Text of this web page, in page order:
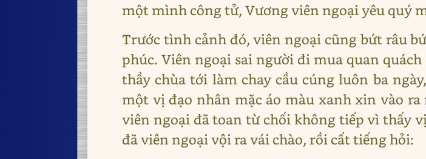
một mình công tử, Vương viên ngoại yêu quý
Trước tình cảnh đó, viên ngoại cũng bứt râu
phúc. Viên ngoại sai người đi mua quan
thầy chùa tới làm chay cầu cúng luôn ba
một vị đạo nhân mặc áo màu xanh xin vào
viên ngoại đã toan từ chối không tiếp vì thấy
đã viên ngoại vội ra vái chào, rồi cất tiếng hỏi: